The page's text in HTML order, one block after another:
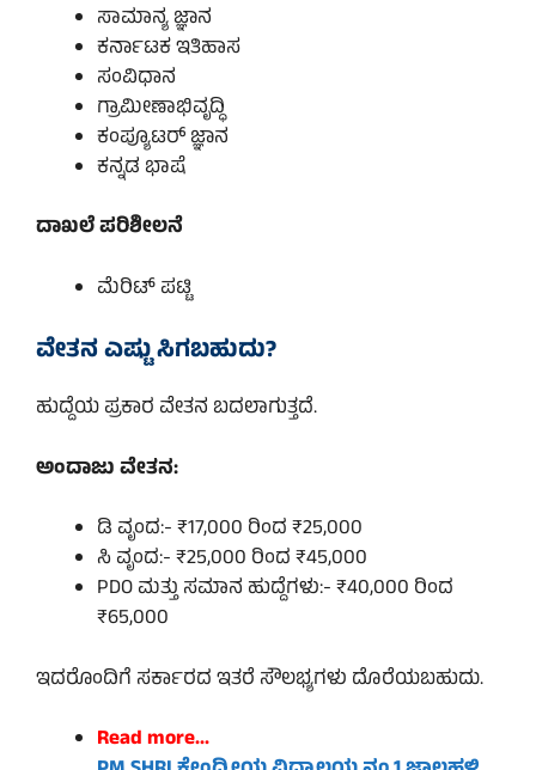
ಸಾಮಾನ್ಯ ಜ್ಞಾನ
ಕರ್ನಾಟಕ ಇತಿಹಾಸ
ಸಂವಿಧಾನ
ಗ್ರಾಮೀಣಾಭಿವೃದ್ಧಿ
ಕಂಪ್ಯೂಟರ್ ಜ್ಞಾನ
ಕನ್ನಡ ಭಾಷೆ
ದಾಖಲೆ ಪರಿಶೀಲನೆ
ಮೆರಿಟ್ ಪಟ್ಟಿ
ವೇತನ ಎಷ್ಟು ಸಿಗಬಹುದು?
ಹುದ್ದೆಯ ಪ್ರಕಾರ ವೇತನ ಬದಲಾಗುತ್ತದೆ.
ಅಂದಾಜು ವೇತನ:
ಡಿ ವೃಂದ:- ₹17,000 ರಿಂದ ₹25,000
ಸಿ ವೃಂದ:- ₹25,000 ರಿಂದ ₹45,000
PDO ಮತ್ತು ಸಮಾನ ಹುದ್ದೆಗಳು:- ₹40,000 ರಿಂದ
₹65,000
ಇದರೊಂದಿಗೆ ಸರ್ಕಾರದ ಇತರೆ ಸೌಲಭ್ಯಗಳು ದೊರೆಯಬಹುದು.
Readmore...